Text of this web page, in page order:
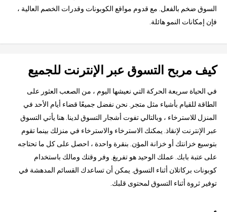
السوق ضخم بالفعل. مع قدوم مواقع الكوبونات وقدرات الخصم العالية ،
فإن إمكانات النمو هائلة.
كيف مربح التسوق عبر الإنترنت للجميع
في الحياة سريعة الحركة التي نعيشها اليوم ، من الصعب العثور على
الطاقة للقيام بأشياء مثل متجر. نحن نفضل جميعًا قضاء أيام الأحد في
المنزل للاسترخاء ، وبالتالي تفوت أشجار التسوق لدينا. هنا يأتي التسوق
عبر الإنترنت لإنقاذ. يمكنك الاسترخاء والاسترخاء في منزلك بينما تقوم
بتوسيع خزانتك أو خزانة المؤن. بنقرة واحدة ، احصل على كل ما تحتاجه
على عتبة بابك. عملك الوحيد هو تفريغ. وفر وقتك ومالك باستخدام
كوبونات بركاتلان أثناء التسوق. يمكن أن تساعدك القسائم المدهشة في
توفير ثروة أثناء التسوق لمحتوى قلبك.